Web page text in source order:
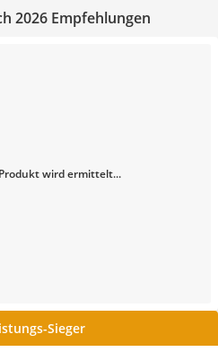
2026 Empfehlungen
wird ermittelt...
Sieger